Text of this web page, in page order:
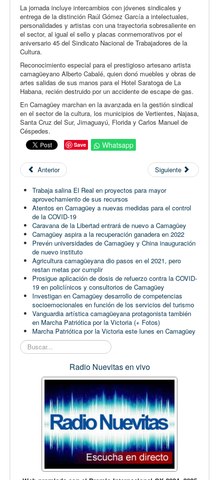
La jornada incluye intercambios con jóvenes sindicales y
entrega de la distinción Raúl Gómez García a intelectuales,
personalidades y artistas con una trayectoria sobresaliente en
el sector, al igual el sello y placas conmemorativos por el
aniversario 45 del Sindicato Nacional de Trabajadores de la
Cultura.
Reconocimiento especial para el prestigioso artesano artista
camagüeyano Alberto Cabalé, quien donó muebles y obras de
artes salidas de sus manos para el Hotel Saratoga de La
Habana, recién destruido por un accidente de escape de gas.
En Camagüey marchan en la avanzada en la gestión sindical
en el sector de la cultura, los municipios de Vertientes, Najasa,
Santa Cruz del Sur, Jimaguayú, Florida y Carlos Manuel de
Céspedes.
Save Whatsapp
Anterior Siguiente
Trabaja salina El Real en proyectos para mayor
aprovechamiento de sus recursos
Atentos en Camagüey a nuevas medidas para el control
de la COVID-19
Caravana de la Libertad entrará de nuevo a Camagüey
Camagüey aspira a la recuperación ganadera en 2022
Prevén universidades de Camagüey y China inauguración
de nuevo instituto
Agricultura camagüeyana dio pasos en el 2021, pero
restan metas por cumplir
Prosigue aplicación de dosis de refuerzo contra la COVID-
19 en policlínicos y consultorios de Camagüey
Investigan en Camagüey desarrollo de competencias
socioemocionales en función de los servicios del turismo
Vanguardia artística camagüeyana protagonista también
en Marcha Patriótica por la Victoria (+ Fotos)
Marcha Patriótica por la Victoria este lunes en Camagüey
Buscar...
Radio Nuevitas en vivo